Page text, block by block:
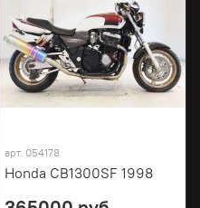
арт. 054178
Honda CB1300SF 1998